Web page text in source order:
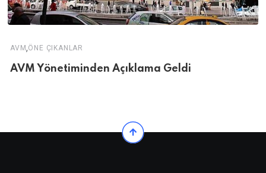
AVM,ÖNE ÇIKANLAR
AVM Yönetiminden Açıklama Geldi